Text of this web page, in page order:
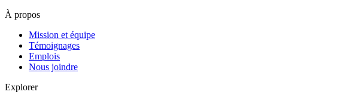
À propos
Mission et équipe
Témoignages
Emplois
Nous joindre
Explorer